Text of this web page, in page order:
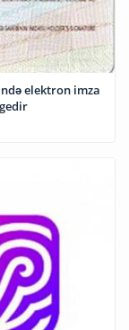
elektron imza